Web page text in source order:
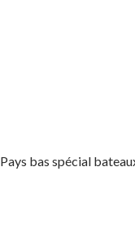
Pays bas spécial